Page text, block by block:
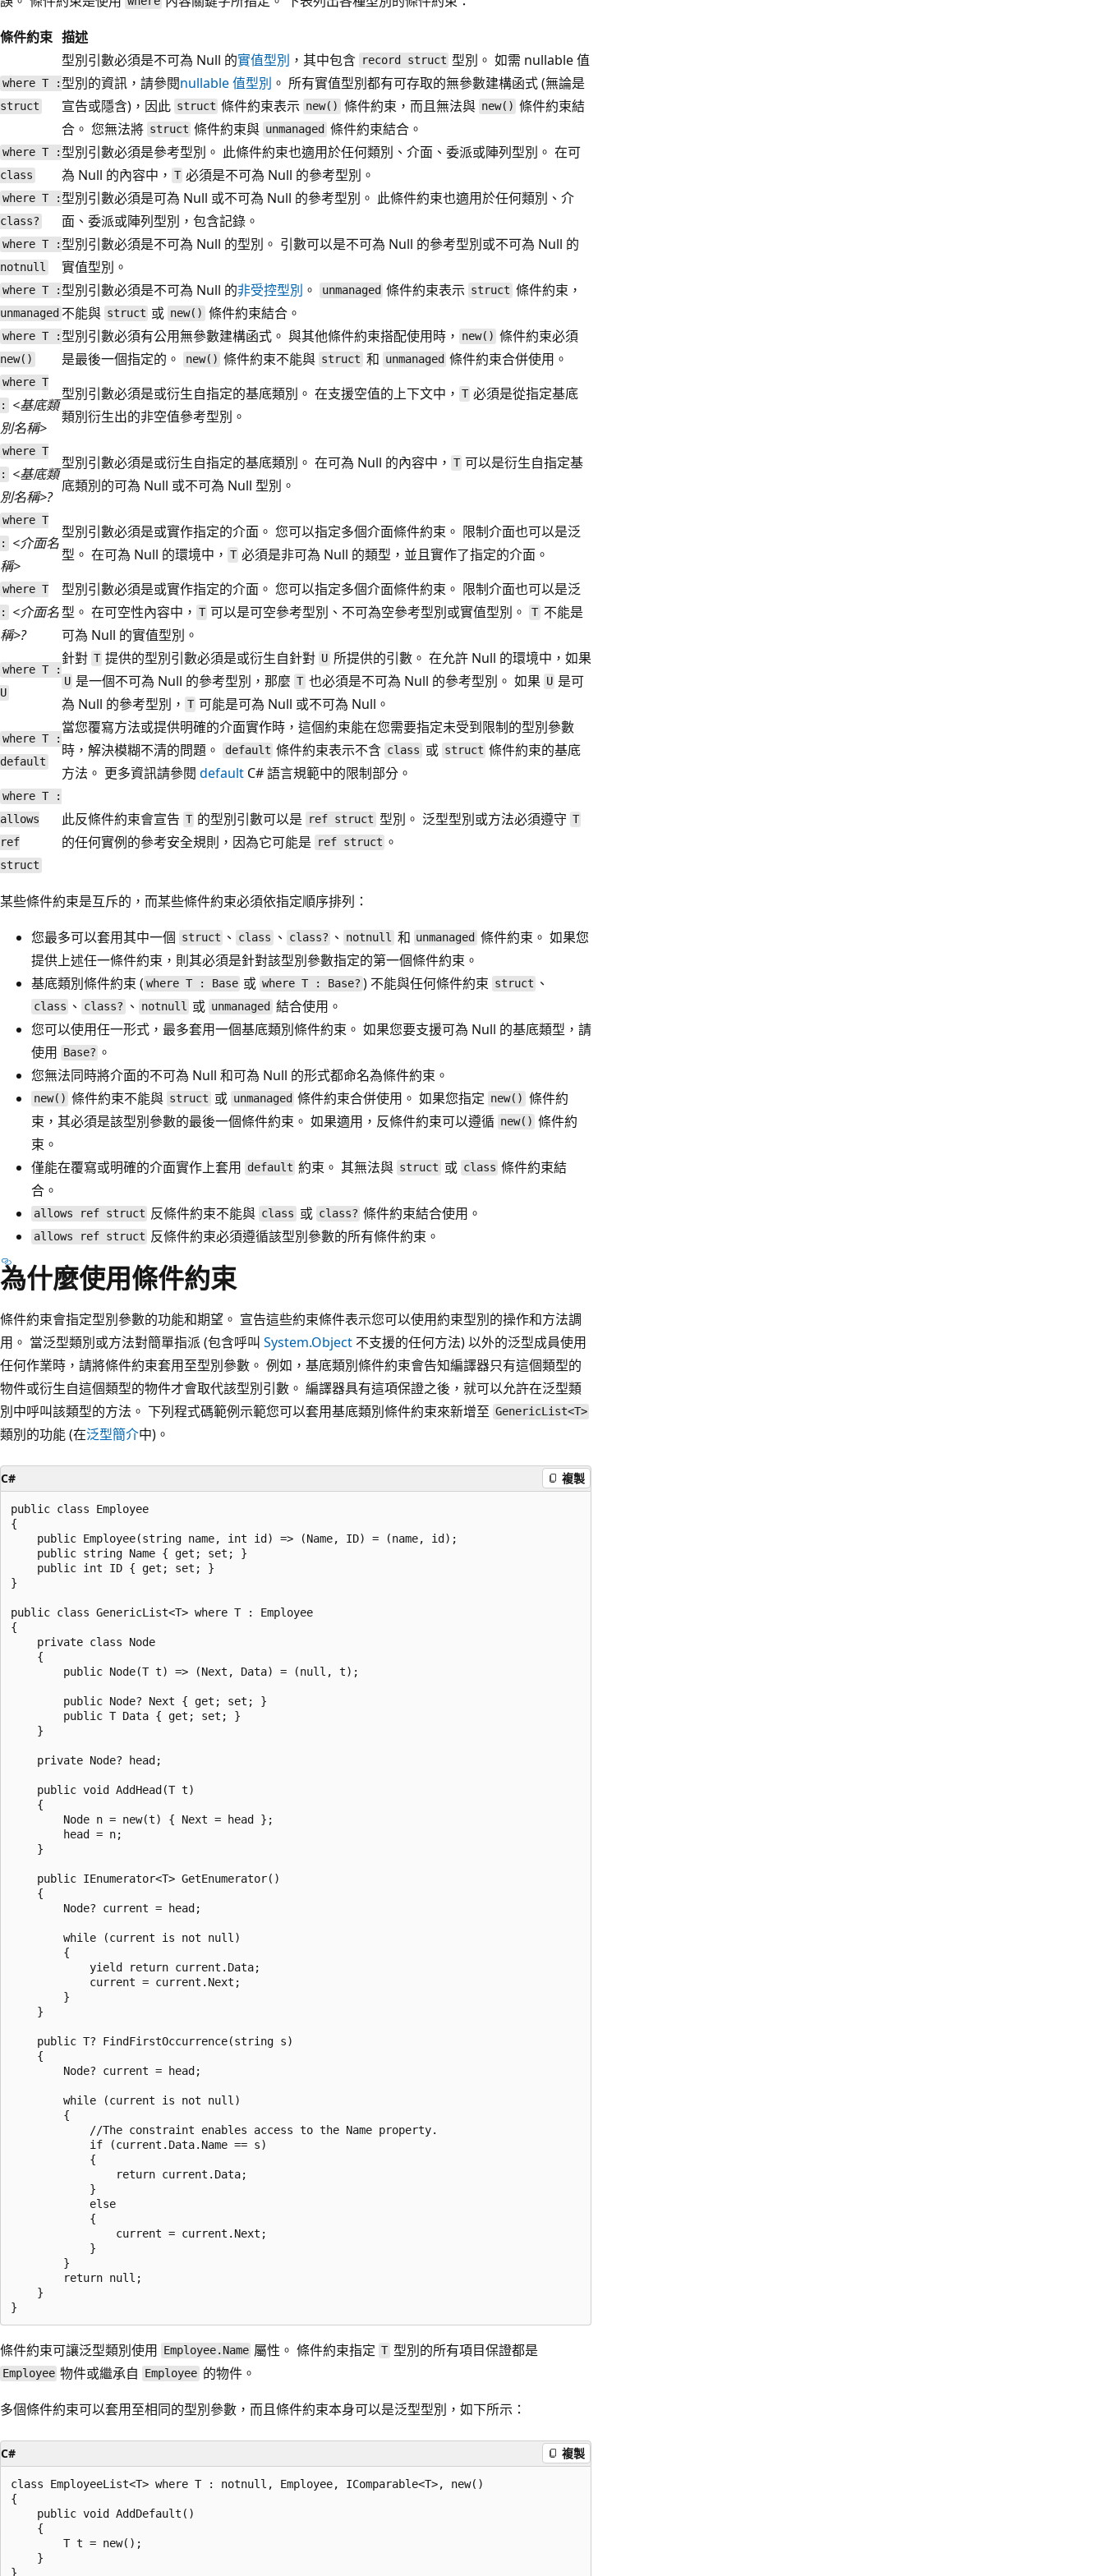
條件約束 描述
where T :
struct
型別引數必須是不可為 Null 的實值型別 ，其中包含 record struct 型別。 如需 nullable 值
型別的資訊，請參閱nullable 值型別 。 所有實值型別都有可存取的無參數建構函式 (無論是
宣告或隱含)，因此 struct 條件約束表示 new() 條件約束，而且無法與 new() 條件約束結
合。 您無法將 struct 條件約束與 unmanaged 條件約束結合。
where T :
class
型別引數必須是參考型別。 此條件約束也適用於任何類別、介面、委派或陣列型別。 在可
為 Null 的內容中， T 必須是不可為 Null 的參考型別。
where T :
class?
型別引數必須是可為 Null 或不可為 Null 的參考型別。 此條件約束也適用於任何類別、介
面、委派或陣列型別，包含記錄。
where T :
notnull
型別引數必須是不可為 Null 的型別。 引數可以是不可為 Null 的參考型別或不可為 Null 的
實值型別。
where T :
unmanaged
型別引數必須是不可為 Null 的非受控型別 。 unmanaged 條件約束表示 struct 條件約束，
不能與 struct 或 new() 條件約束結合。
where T :
new()
型別引數必須有公用無參數建構函式。 與其他條件約束搭配使用時， new() 條件約束必須
是最後一個指定的。
new() 條件約束不能與 struct 和 unmanaged 條件約束合併使用。
where T
:
<基底類
別名稱>
型別引數必須是或衍生自指定的基底類別。 在支援空值的上下文中， T 必須是從指定基底
類別衍生出的非空值參考型別。
where T
:
<基底類
別名稱>?
型別引數必須是或衍生自指定的基底類別。 在可為 Null 的內容中， T 可以是衍生自指定基
底類別的可為 Null 或不可為 Null 型別。
where T
:
<介面名
稱>
型別引數必須是或實作指定的介面。 您可以指定多個介面條件約束。 限制介面也可以是泛
型。 在可為 Null 的環境中， T 必須是非可為 Null 的類型，並且實作了指定的介面。
where T
:
<介面名
稱>?
型別引數必須是或實作指定的介面。 您可以指定多個介面條件約束。 限制介面也可以是泛
型。 在可空性內容中， T 可以是可空參考型別、不可為空參考型別或實值型別。T不能是
可為 Null 的實值型別。
where T :
U
針對 T 提供的型別引數必須是或衍生自針對 U所提供的引數。 在允許 Null 的環境中，如果
U 是一個不可為 Null 的參考型別，那麼T也必須是不可為 Null 的參考型別。 如果 U 是可
為 Null 的參考型別， T 可能是可為 Null 或不可為 Null。
where T :
default
當您覆寫方法或提供明確的介面實作時，這個約束能在您需要指定未受到限制的型別參數
時，解決模糊不清的問題。
default 條件約束表示不含 class 或 struct 條件約束的基底
方法。 更多資訊請參閱 default C# 語言規範中的限制部分。
where T :
allows
ref
struct
此反條件約束會宣告 T 的型別引數可以是 ref struct 型別。 泛型型別或方法必須遵守 T
的任何實例的參考安全規則，因為它可能是 ref struct 。
某些條件約束是互斥的，而某些條件約束必須依指定順序排列：
您最多可以套用其中一個 struct 、 class 、 class? 、 notnull 和 unmanaged 條件約束。 如果您
提供上述任一條件約束，則其必須是針對該型別參數指定的第一個條件約束。
基底類別條件約束 ( where T : Base 或 where T : Base? ) 不能與任何條件約束 struct 、
class 、 class? 、 notnull 或 unmanaged 結合使用。
您可以使用任一形式，最多套用一個基底類別條件約束。 如果您要支援可為 Null 的基底類型，請
使用 Base? 。
您無法同時將介面的不可為 Null 和可為 Null 的形式都命名為條件約束。
new() 條件約束不能與 struct 或 unmanaged 條件約束合併使用。 如果您指定 new() 條件約
束，其必須是該型別參數的最後一個條件約束。 如果適用，反條件約束可以遵循 new() 條件約
束。
僅能在覆寫或明確的介面實作上套用 default 約束。 其無法與 struct 或 class 條件約束結
合。
allows ref struct 反條件約束不能與 class 或 class? 條件約束結合使用。
allows ref struct 反條件約束必須遵循該型別參數的所有條件約束。
為什麼使用條件約束
條件約束會指定型別參數的功能和期望。 宣告這些約束條件表示您可以使用約束型別的操作和方法調
用。 當泛型類別或方法對簡單指派 (包含呼叫 System.Object 不支援的任何方法) 以外的泛型成員使用
任何作業時，請將條件約束套用至型別參數。 例如，基底類別條件約束會告知編譯器只有這個類型的
物件或衍生自這個類型的物件才會取代該型別引數。 編譯器具有這項保證之後，就可以允許在泛型類
別中呼叫該類型的方法。 下列程式碼範例示範您可以套用基底類別條件約束來新增至 GenericList<T>
類別的功能 (在泛型簡介中)。
C# 複製
public class Employee
{
    public Employee(string name, int id) => (Name, ID) = (name, id);
    public string Name { get; set; }
    public int ID { get; set; }
}
public class GenericList<T> where T : Employee
{
    private class Node
    {
        public Node(T t) => (Next, Data) = (null, t);
        public Node? Next { get; set; }
        public T Data { get; set; }
    }
    private Node? head;
    public void AddHead(T t)
    {
        Node n = new(t) { Next = head };
        head = n;
    }
    public IEnumerator<T> GetEnumerator()
    {
        Node? current = head;
        while (current is not null)
        {
            yield return current.Data;
            current = current.Next;
        }
    }
    public T? FindFirstOccurrence(string s)
    {
        Node? current = head;
        while (current is not null)
        {
            //The constraint enables access to the Name property.
            if (current.Data.Name == s)
            {
                return current.Data;
            }
            else
            {
                current = current.Next;
            }
        }
        return null;
    }
條件約束可讓泛型類別使用 Employee.Name 屬性。 條件約束指定T型別的所有項目保證都是
Employee 物件或繼承自 Employee 的物件。
多個條件約束可以套用至相同的型別參數，而且條件約束本身可以是泛型型別，如下所示：
C# 複製
class EmployeeList<T> where T : notnull, Employee, IComparable<T>, new()
{
    public void AddDefault()
    {
        T t = new();
    }